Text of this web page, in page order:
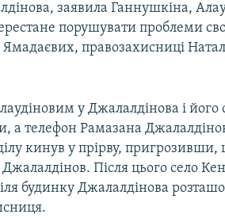
заявила Ганнушкіна,
порушувати проблеми
правозахисниці
у Джалалдінова і
а телефон Рамазана
кинув у прірву,
Після цього село
будинку Джалалдінова